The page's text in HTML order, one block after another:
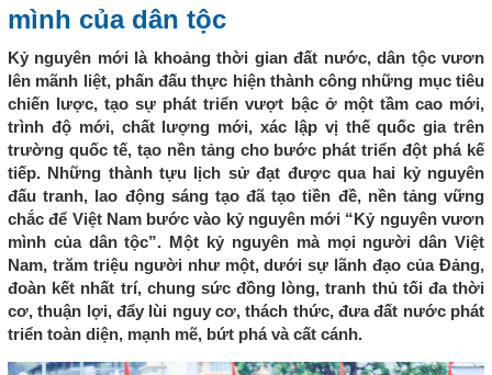
mình của dân tộc
Kỷ nguyên mới là khoảng thời gian đất nước, dân tộc vươn
lên mãnh liệt, phấn đấu thực hiện thành công những mục tiêu
chiến lược, tạo sự phát triển vượt bậc ở một tầm cao mới,
trình độ mới, chất lượng mới, xác lập vị thế quốc gia trên
trường quốc tế, tạo nền tảng cho bước phát triển đột phá kế
tiếp. Những thành tựu lịch sử đạt được qua hai kỷ nguyên
đấu tranh, lao động sáng tạo đã tạo tiền đề, nền tảng vững
chắc để Việt Nam bước vào kỷ nguyên mới “Kỷ nguyên vươn
mình của dân tộc”. Một kỷ nguyên mà mọi người dân Việt
Nam, trăm triệu người như một, dưới sự lãnh đạo của Đảng,
đoàn kết nhất trí, chung sức đồng lòng, tranh thủ tối đa thời
cơ, thuận lợi, đẩy lùi nguy cơ, thách thức, đưa đất nước phát
triển toàn diện, mạnh mẽ, bứt phá và cất cánh.